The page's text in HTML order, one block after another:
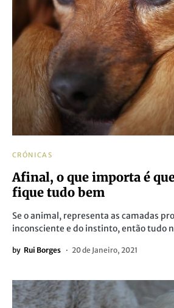
CRÓNICAS
Afinal, o que importa é
fique tudo bem
Se o animal, representa as camadas
inconsciente e do instinto, então tudo
by Rui Borges 20 de Janeiro, 2021